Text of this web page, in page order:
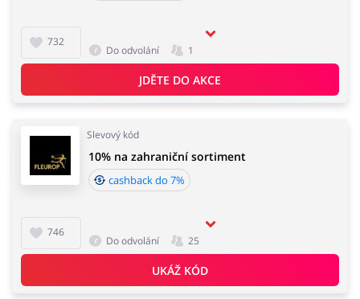
732
Do odvolání 1
JDĚTE DO AKCE
Slevový kód
746
10% na zahraniční sortiment
cashback do 7%
Do odvolání 25
UKÁŽ KÓD